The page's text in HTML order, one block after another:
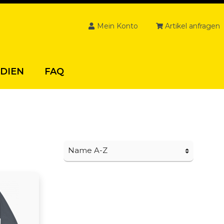
Mein Konto Artikel anfragen
FAQ